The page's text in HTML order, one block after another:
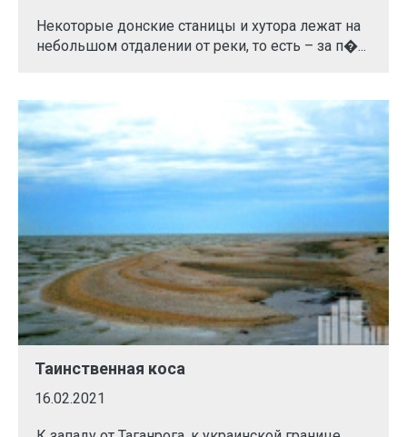
Некоторые донские станицы и хутора лежат на
небольшом отдалении от реки, то есть – за п�...
Таинственная коса
16.02.2021